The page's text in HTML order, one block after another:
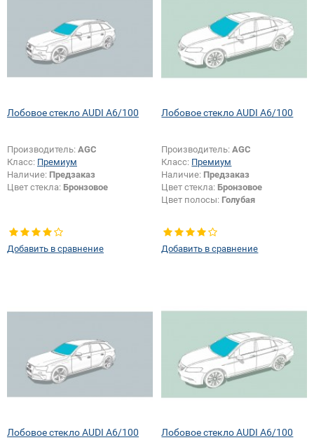
Лобовое стекло AUDI A6/100
Производитель: AGC
Класс: Премиум
Наличие: Предзаказ
Цвет стекла: Бронзовое
Добавить в сравнение
Лобовое стекло AUDI A6/100
Производитель:AGC
Класс: Премиум
Наличие: Предзаказ
Цвет стекла: Бронзовое
Цвет полосы: Голубая
Добавить в сравнение
Лобовое стекло AUDI A6/100 Лобовое стекло AUDI A6/100